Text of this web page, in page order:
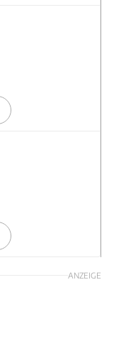
ANZEIGE